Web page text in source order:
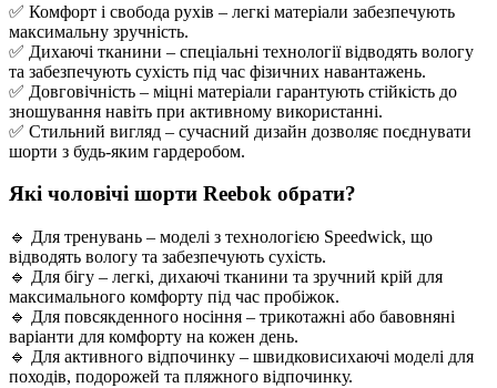
✅ Комфорт і свобода рухів – легкі матеріали забезпечують
максимальну зручність.
✅ Дихаючі тканини – спеціальні технології відводять вологу
та забезпечують сухість під час фізичних навантажень.
✅ Довговічність – міцні матеріали гарантують стійкість до
зношування навіть при активному використанні.
✅ Стильний вигляд – сучасний дизайн дозволяє поєднувати
шорти з будь-яким гардеробом.
Які чоловічі шорти Reebok обрати?
🔹 Для тренувань – моделі з технологією Speedwick, що
відводять вологу та забезпечують сухість.
🔹 Для бігу – легкі, дихаючі тканини та зручний крій для
максимального комфорту під час пробіжок.
🔹 Для повсякденного носіння – трикотажні або бавовняні
варіанти для комфорту на кожен день.
🔹 Для активного відпочинку – швидковисихаючі моделі для
походів, подорожей та пляжного відпочинку.